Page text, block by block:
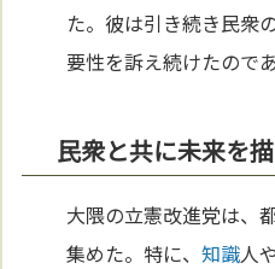
た。彼は引き続き民衆
要性を訴え続けたのであ
民衆と共に未来を
大隈の立憲改進党は、
集めた。特に、知識人